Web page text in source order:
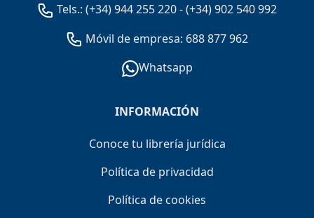
Tels.: (+34) 944 255 220-(+34) 902 540 992
Móvil de empresa: 688 877 962
Whatsapp
INFORMACIÓN
Conoce tu librería jurídica
Política de privacidad
Política de cookies